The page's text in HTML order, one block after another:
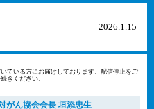
2026​.1​.15​
ている方にお届けしております。配信停止をご
きください。
がん協会会長 垣添忠生